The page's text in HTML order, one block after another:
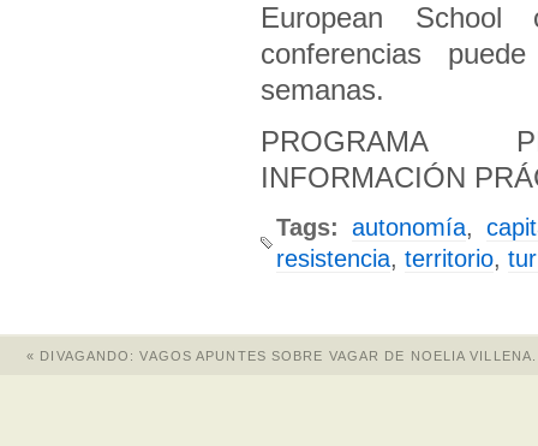
European
conferencias
semanas.
PROGRAMA
INFORMACIÓN
Tags: autonomía,
resistencia, territorio,
« DIVAGANDO: VAGOS APUNTES SOBRE VAGAR DE NOELIA VILLENA.